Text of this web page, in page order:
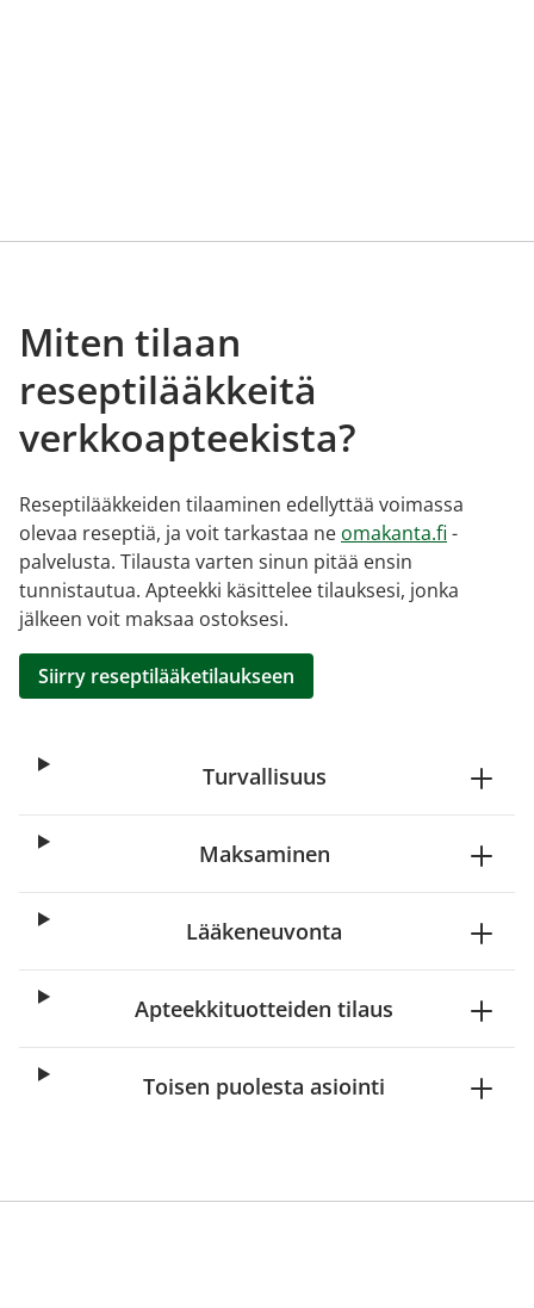
Miten tilaan
reseptilääkkeitä
verkkoapteekista?
Reseptilääkkeiden tilaaminen edellyttää voimassa
olevaa reseptiä, ja voit tarkastaa ne omakanta.fi -
palvelusta. Tilausta varten sinun pitää ensin
tunnistautua. Apteekki käsittelee tilauksesi, jonka
jälkeen voit maksaa ostoksesi.
Siirry reseptilääketilaukseen
Turvallisuus
Maksaminen
Lääkeneuvonta
Apteekkituotteiden tilaus
Toisen puolesta asiointi